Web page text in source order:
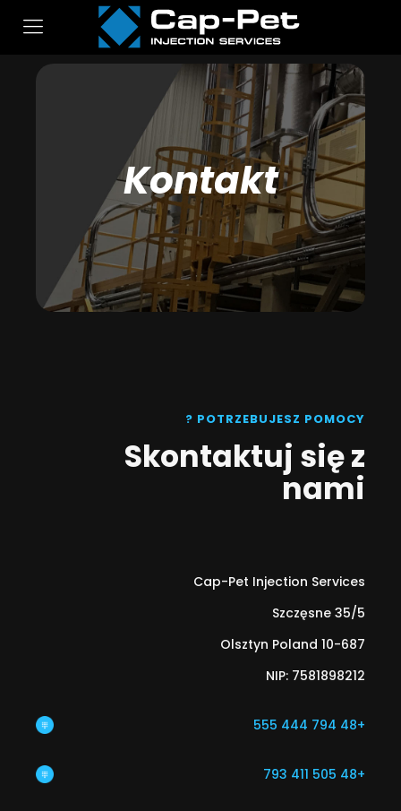
Kontakt
POTRZEBUJESZ POMOCY ?
Skontaktuj się z
nami
Cap-Pet Injection Services
Szczęsne 35/5
10-687 Olsztyn Poland
NIP: 7581898212
+48 794 444 555​
+48 505 411 793